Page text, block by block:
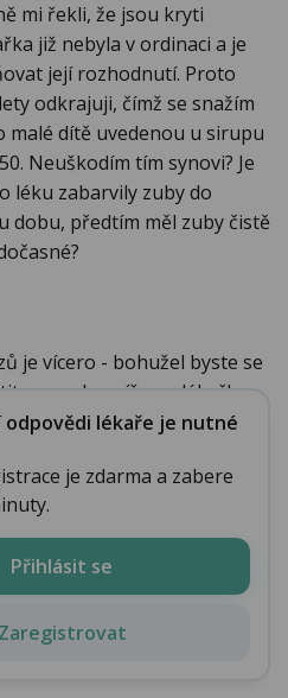
mi řekli, že jsou kryti
již nebyla v ordinaci a je
její rozhodnutí. Proto
odkrajuji, čímž se snažím
dítě uvedenou u sirupu
Neuškodím tím synovi? Je
léku zabarvily zuby do
dobu, předtím měl zuby čistě
je vícero - bohužel byste se
opravdu spíše na lékařk...
odpovědi lékaře je nutné
je zdarma a zabere
Přihlásit se
Zaregistrovat